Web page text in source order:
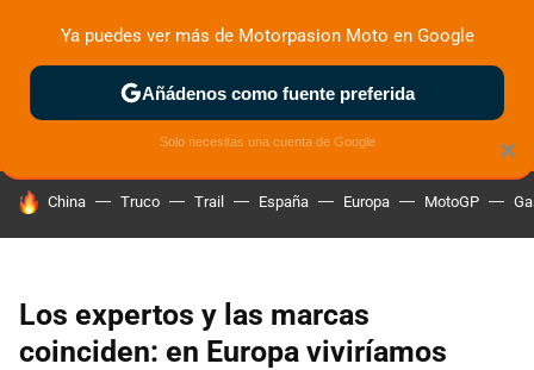
ZONA DE PRUEBAS DEPORTIVAS MOTOS ELÉCTRICAS
HOY SE HABLA DE
China Truco Trail España Europa MotoGP
Los expertos y las marcas
coinciden: en Europa viviríamos
×
Ya puedes ver más de Motorpasion Moto en Google
Añádenos como fuente preferida
Solo necesitas una cuenta de Google